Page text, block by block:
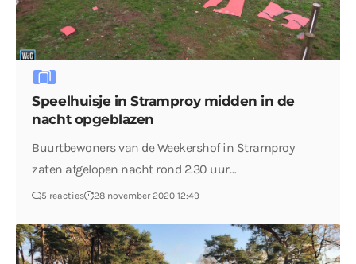
Speelhuisje in Stramproy midden in de
nacht opgeblazen
Buurtbewoners van de Weekershof in Stramproy
zaten afgelopen nacht rond 2.30 uur…
5 reacties 28 november 2020 12:49